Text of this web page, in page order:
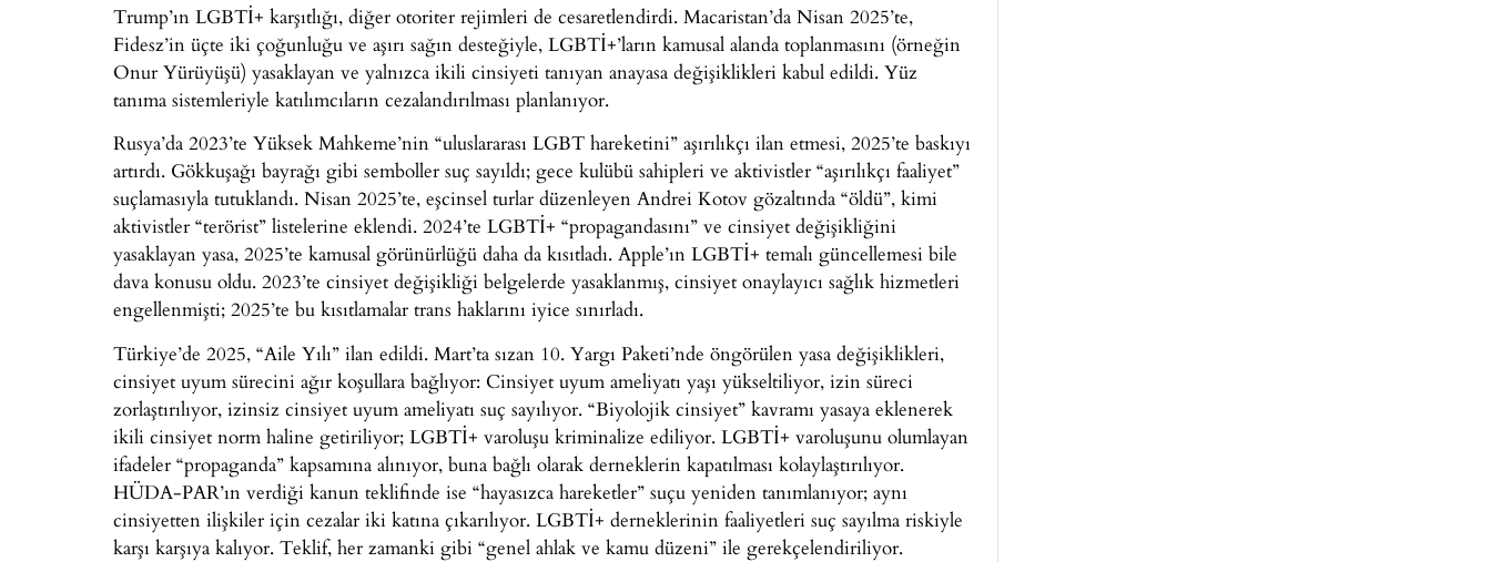
Trump’ın LGBTİ+ karşıtlığı, diğer otoriter rejimleri de cesaretlendirdi. Macaristan’da Nisan 2025’te,
Fidesz’in üçte iki çoğunluğu ve aşırı sağın desteğiyle, LGBTİ+’ların kamusal alanda toplanmasını (örneğin
Onur Yürüyüşü) yasaklayan ve yalnızca ikili cinsiyeti tanıyan anayasa değişiklikleri kabul edildi. Yüz
tanıma sistemleriyle katılımcıların cezalandırılması planlanıyor.
Rusya’da 2023’te Yüksek Mahkeme’nin “uluslararası LGBT hareketini” aşırılıkçı ilan etmesi, 2025’te baskıyı
artırdı. Gökkuşağı bayrağı gibi semboller suç sayıldı; gece kulübü sahipleri ve aktivistler “aşırılıkçı faaliyet”
suçlamasıyla tutuklandı. Nisan 2025’te, eşcinsel turlar düzenleyen Andrei Kotov gözaltında “öldü”, kimi
aktivistler “terörist” listelerine eklendi. 2024’te LGBTİ+ “propagandasını” ve cinsiyet değişikliğini
yasaklayan yasa, 2025’te kamusal görünürlüğü daha da kısıtladı. Apple’ın LGBTİ+ temalı güncellemesi bile
dava konusu oldu. 2023’te cinsiyet değişikliği belgelerde yasaklanmış, cinsiyet onaylayıcı sağlık hizmetleri
engellenmişti; 2025’te bu kısıtlamalar trans haklarını iyice sınırladı.
Türkiye’de 2025, “Aile Yılı” ilan edildi. Mart’ta sızan 10. Yargı Paketi’nde öngörülen yasa değişiklikleri,
cinsiyet uyum sürecini ağır koşullara bağlıyor: Cinsiyet uyum ameliyatı yaşı yükseltiliyor, izin süreci
zorlaştırılıyor, izinsiz cinsiyet uyum ameliyatı suç sayılıyor. “Biyolojik cinsiyet” kavramı yasaya eklenerek
ikili cinsiyet norm haline getiriliyor; LGBTİ+ varoluşu kriminalize ediliyor. LGBTİ+ varoluşunu olumlayan
ifadeler “propaganda” kapsamına alınıyor, buna bağlı olarak derneklerin kapatılması kolaylaştırılıyor.
HÜDA-PAR’ın verdiği kanun teklifinde ise “hayasızca hareketler” suçu yeniden tanımlanıyor; aynı
cinsiyetten ilişkiler için cezalar iki katına çıkarılıyor. LGBTİ+ derneklerinin faaliyetleri suç sayılma riskiyle
karşı karşıya kalıyor. Teklif, her zamanki gibi “genel ahlak ve kamu düzeni” ile gerekçelendiriliyor.